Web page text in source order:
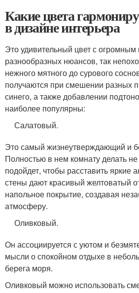
Какие цвета
в дизайне интерьера
Это удивительный цвет с огромным
разнообразных нюансов, так
нежного мятного до сурового
получаются при смешении разных
синего, а также добавлении
наиболее популярны:
Салатовый.
Это самый жизнеутверждающий и
Полностью в нем комнату делать
подойдет, чтобы расставить яркие
стены дают красивый желтоватый
напольное покрытие, создавая
атмосферу.
Оливковый.
Он ассоциируется с уютом и
мысли о спокойном отдыхе в
берега моря.
Оливковый можно использовать